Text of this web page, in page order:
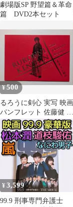
劇場版SP 野望篇＆革命
篇 DVD2本セット
¥500
るろうに剣心 実写 映画
パンフレット 佐藤健 ジ
ャンプ
¥3,599
99.9 刑事専門弁護士